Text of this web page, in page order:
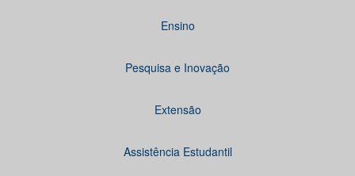
Ensino
Pesquisa e Inovação
Extensão
Assistência Estudantil